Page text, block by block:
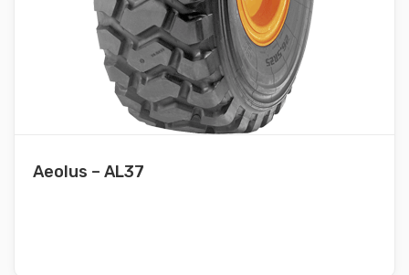
Aeolus – AL37